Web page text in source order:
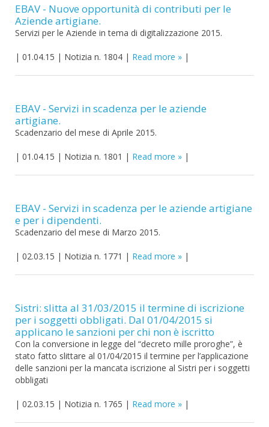
EBAV - Nuove opportunità di contributi per le
Aziende artigiane.
Servizi per le Aziende in tema di digitalizzazione 2015.
| 01.04.15 | Notizia n. 1804 | Read more |
EBAV - Servizi in scadenza per le aziende
artigiane.
Scadenzario del mese di Aprile 2015.
| 01.04.15 | Notizia n. 1801 | Read more |
EBAV - Servizi in scadenza per le aziende artigiane
e per i dipendenti.
Scadenzario del mese di Marzo 2015.
| 02.03.15 | Notizia n. 1771 | Read more |
Sistri: slitta al 31/03/2015 il termine di iscrizione
per i soggetti obbligati. Dal 01/04/2015 si
applicano le sanzioni per chi non è iscritto
Con la conversione in legge del “decreto mille proroghe”, è
stato fatto slittare al 01/04/2015 il termine per l’applicazione
delle sanzioni per la mancata iscrizione al Sistri per i soggetti
obbligati
| 02.03.15 | Notizia n. 1765 | Read more |